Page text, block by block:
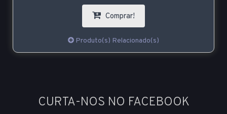
Comprar!
Produto(s) Relacionado(s)
CURTA-NOS NO FACEBOOK